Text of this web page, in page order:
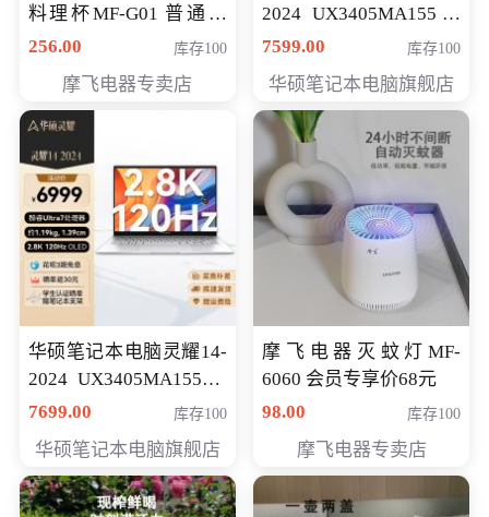
料理杯MF-G01 普通会
员专享价格118元
256.00 库存100
摩飞电器专卖店
2024 UX3405MA155冰
川银 oled 智慧轻薄本 会
7599.00 库存100
华硕笔记本电脑旗舰店
华硕笔记本电脑灵耀14-
2024 UX3405MA155夜
空蓝 oled 智慧轻薄本 会
7699.00 库存100
华硕笔记本电脑旗舰店
摩飞电器灭蚊灯MF-
6060 会员专享价68元
98.00
库存100
摩飞电器专卖店